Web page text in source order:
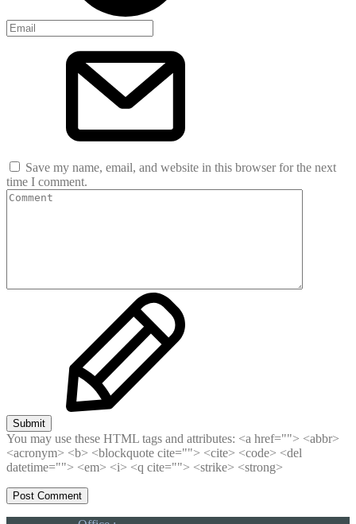
Save my name, email, and website in this browser for the next
time I comment.
Submit
You may use these HTML tags and attributes: <a href=""> <abbr>
<acronym> <b> <blockquote cite=""> <cite> <code> <del
datetime=""> <em> <i> <q cite=""> <strike> <strong>